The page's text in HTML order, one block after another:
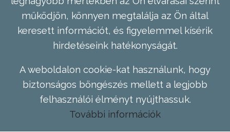
működjön, könnyen megtalálja az Ön által
keresett információt, és figyelemmel kísérik
hirdetéseink hatékonyságát.
A weboldalon cookie-kat használunk, hogy
biztonságos böngészés mellett a legjobb
felhasználói élményt nyújthassuk.
További információk